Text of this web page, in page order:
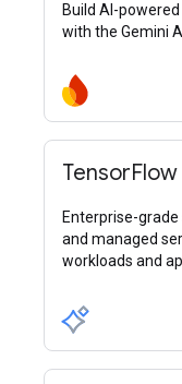
Build AI-
with the Gemini
Enterprise-
and managed
workloads and